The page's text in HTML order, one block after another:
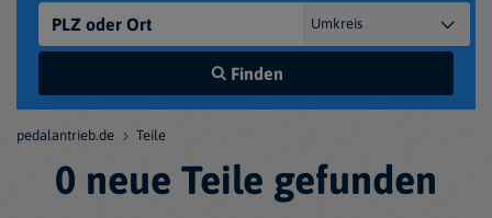
Finden
pedalantrieb.de Teile
0 neue Teile gefunden